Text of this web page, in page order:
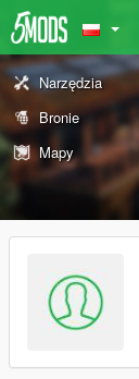
Narzędzia
Bronie
Mapy